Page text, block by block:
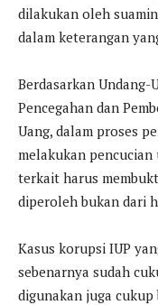
dilakukan oleh
dalam keterangan
Berdasarkan
Pencegahan dan
Uang, dalam proses
melakukan pencucian
terkait harus
diperoleh bukan dari
Kasus korupsi IUP
sebenarnya sudah
digunakan juga cukup